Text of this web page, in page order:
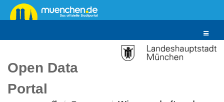
Überspringen
zum
Toggle
Open Data
Portal